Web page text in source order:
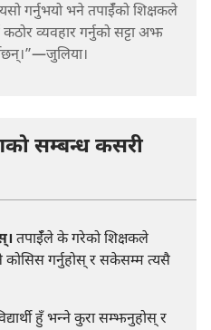
गर्नुभयो भने तपाईँको शिक्षकले
व्यवहार गर्नुको सट्टा अझ
सम्बन्ध कसरी
तपाईँले के गरेको शिक्षकले
कोसिस गर्नुहोस्‌ र सकेसम्म त्यसै
हुँ भन्‍ने कुरा सम्झनुहोस्‌ र